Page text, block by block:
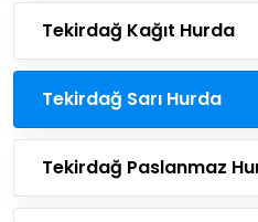
Tekirdağ Kağıt Hurda
Tekirdağ Sarı Hurda
Tekirdağ Paslanmaz